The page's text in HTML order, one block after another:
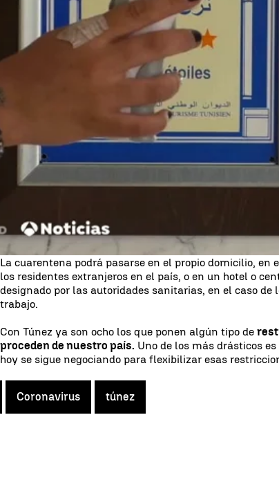
ha decidido sacar a España de la lista de países
que lleguen de nuestro país tendrán que hacer una
negativo en un test realizado en los últimos 5 días.
La lista difundida por la agencia de control de
tunecina especifica que todo viajero procedente de
máximo de 120 horas de antelación e informar a las
que va a pasar la cuarentena.
La cuarentena podrá pasarse en el propio domicilio, en
los residentes extranjeros en el país, o en un hotel o
designado por las autoridades sanitarias, en el caso de
trabajo.
Con Túnez ya son ocho los que ponen algún tipo de
proceden de nuestro país. Uno de los más drásticos es
hoy se sigue negociando para flexibilizar esas
Coronavirus túnez